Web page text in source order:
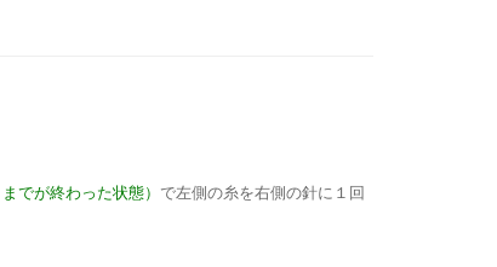
までが終わった状態） で左側の糸を右側の針に１回